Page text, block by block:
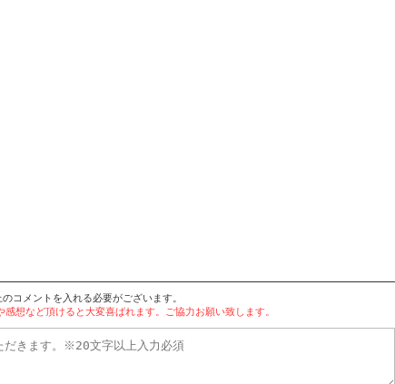
コメントを入れる必要がございます。
想など頂けると大変喜ばれます。ご協力お願い致します。